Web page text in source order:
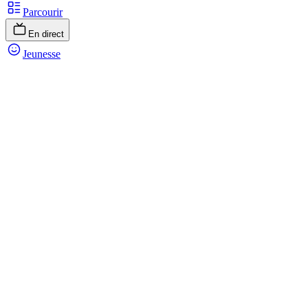
Parcourir
En direct
Jeunesse